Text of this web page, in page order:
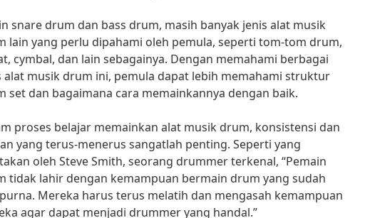
snare drum dan bass drum, masih banyak jenis alat musik
lain yang perlu dipahami oleh pemula, seperti tom-tom drum,
cymbal, dan lain sebagainya. Dengan memahami berbagai
alat musik drum ini, pemula dapat lebih memahami struktur
set dan bagaimana cara memainkannya dengan baik.
proses belajar memainkan alat musik drum, konsistensi dan
yang terus-menerus sangatlah penting. Seperti yang
oleh Steve Smith, seorang drummer terkenal, “Pemain
tidak lahir dengan kemampuan bermain drum yang sudah
Mereka harus terus melatih dan mengasah kemampuan
agar dapat menjadi drummer yang handal.”